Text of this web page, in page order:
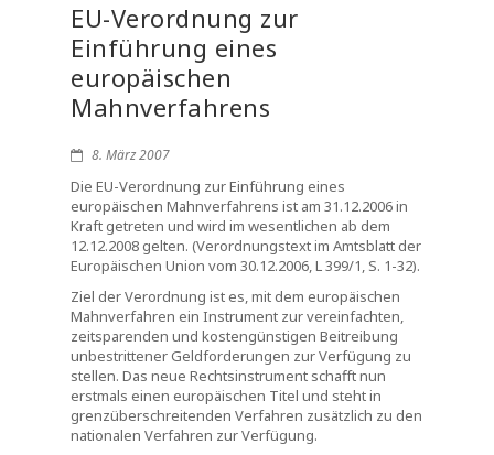
EU-Verordnung zur
Einführung eines
europäischen
Mahnverfahrens
8. März 2007
Die EU-Verordnung zur Einführung eines
europäischen Mahnverfahrens ist am 31.12.2006 in
Kraft getreten und wird im wesentlichen ab dem
12.12.2008 gelten. (Verordnungstext im Amtsblatt der
Europäischen Union vom 30.12.2006, L 399/1, S. 1-32).
Ziel der Verordnung ist es, mit dem europäischen
Mahnverfahren ein Instrument zur vereinfachten,
zeitsparenden und kostengünstigen Beitreibung
unbestrittener Geldforderungen zur Verfügung zu
stellen. Das neue Rechtsinstrument schafft nun
erstmals einen europäischen Titel und steht in
grenzüberschreitenden Verfahren zusätzlich zu den
nationalen Verfahren zur Verfügung.